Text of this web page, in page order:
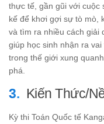
thực tế, gần gũi với cuộc
kế để khơi gợi sự tò mò,
và tìm ra nhiều cách giải
giúp học sinh nhận ra
trong thế giới xung
phá.
Kiến Thức/
Kỳ thi Toán Quốc tế